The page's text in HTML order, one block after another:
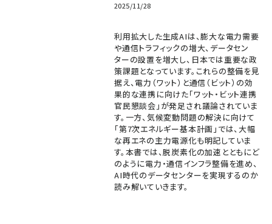
2025/11/28
利用拡大した生成AIは、膨大な電力需要
や通信トラフィックの増大、データセン
ターの設置を増大し、日本では重要な政
策課題となっています。これらの整備を見
据え、電力（ワット）と通信（ビット）の効
果的な連携に向けた「ワット・ビット連携
官民懇談会」が発足され議論されていま
す。一方、気候変動問題の解決に向けて
「第7次エネルギー基本計画」では、大幅
な再エネの主力電源化も明記していま
す。本書では、脱炭素化の加速とともにど
のように電力・通信インフラ整備を進め、
AI時代のデータセンターを実現するのか
読み解いていきます。